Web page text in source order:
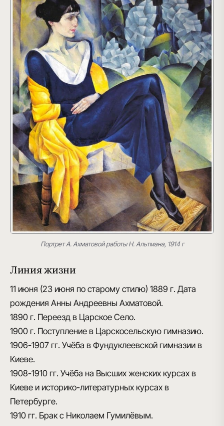
Портрет А. Ахматовой работы Н. Альтмана, 1914 г
Линия жизни
11 июня (23 июня по старому стилю) 1889 г. Дата
рождения Анны Андреевны Ахматовой.
1890 г. Переезд в Царское Село.
1900 г. Поступление в Царскосельскую гимназию.
1906-1907 гг. Учёба в Фундуклеевской гимназии в
Киеве.
1908-1910 гг. Учёба на Высших женских курсах в
Киеве и историко-литературных курсах в
Петербурге.
1910 гг. Брак с Николаем Гумилёвым.